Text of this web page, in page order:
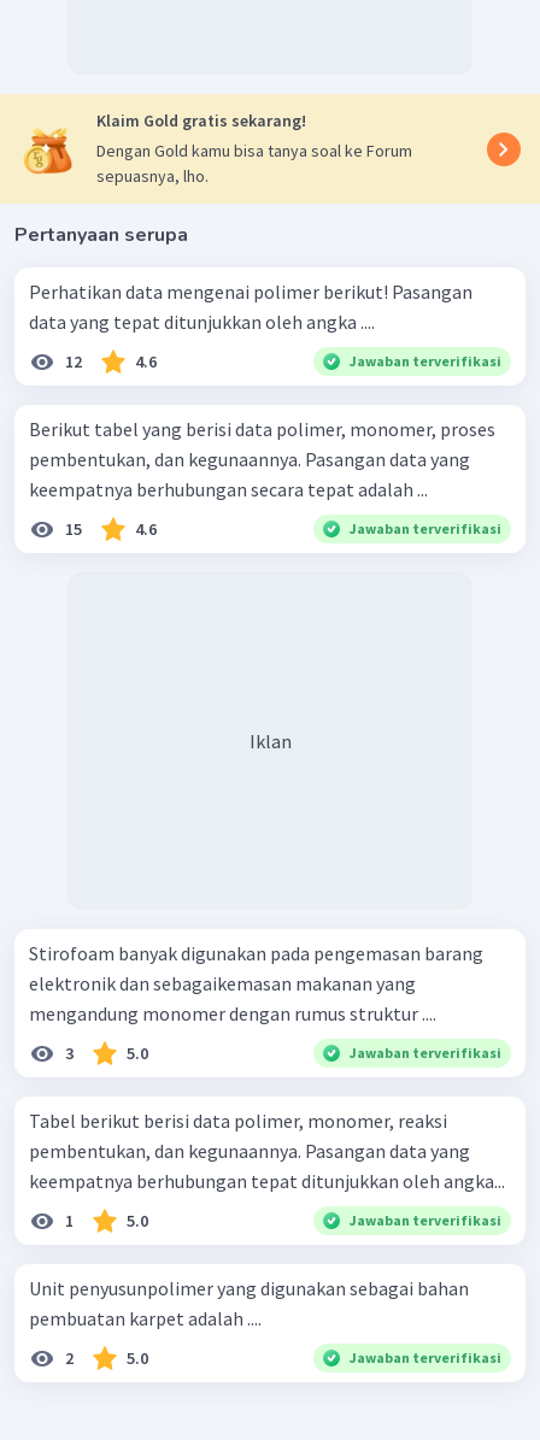
Klaim Gold gratis sekarang!
Dengan Gold kamu bisa tanya soal ke Forum
sepuasnya, lho.
Pertanyaan serupa
Perhatikan data mengenai polimer berikut! Pasangan
data yang tepat ditunjukkan oleh angka ....
12 4.6 Jawaban terverifikasi
Berikut tabel yang berisi data polimer, monomer, proses
pembentukan, dan kegunaannya. Pasangan data yang
keempatnya berhubungan secara tepat adalah ...
15 4.6 Jawaban terverifikasi
Iklan
Stirofoam banyak digunakan pada pengemasan barang
elektronik dan sebagaikemasan makanan yang
mengandung monomer dengan rumus struktur ....
3 5.0 Jawaban terverifikasi
Tabel berikut berisi data polimer, monomer, reaksi
pembentukan, dan kegunaannya. Pasangan data yang
keempatnya berhubungan tepat ditunjukkan oleh angka...
1 5.0 Jawaban terverifikasi
Unit penyusunpolimer yang digunakan sebagai bahan
pembuatan karpet adalah ....
2 5.0 Jawaban terverifikasi